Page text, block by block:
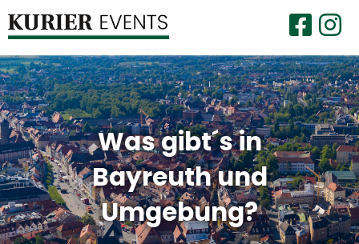
Was gibt´s in
Bayreuth und
Umgebung?